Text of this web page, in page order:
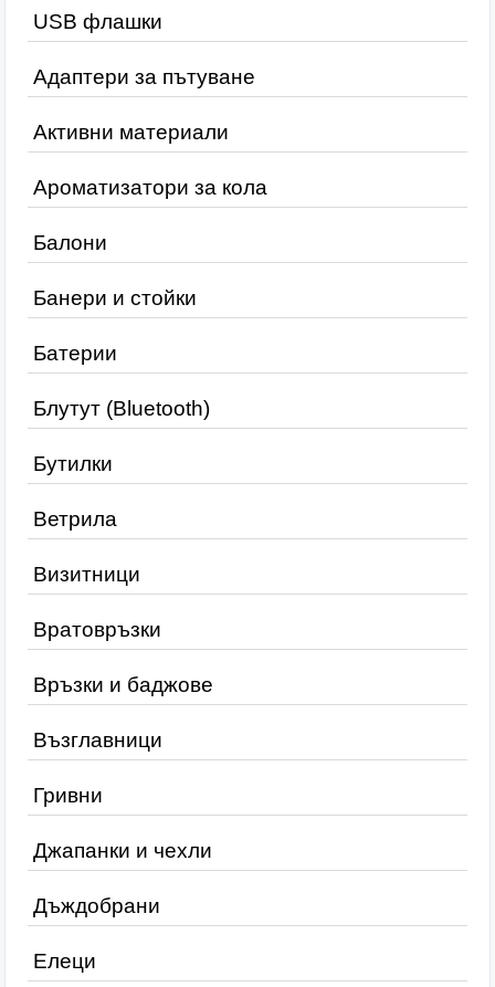
USB флашки
Адаптери за пътуване
Активни материали
Ароматизатори за кола
Балони
Банери и стойки
Батерии
Блутут (Bluetooth)
Бутилки
Ветрила
Визитници
Вратовръзки
Връзки и баджове
Възглавници
Гривни
Джапанки и чехли
Дъждобрани
Елеци